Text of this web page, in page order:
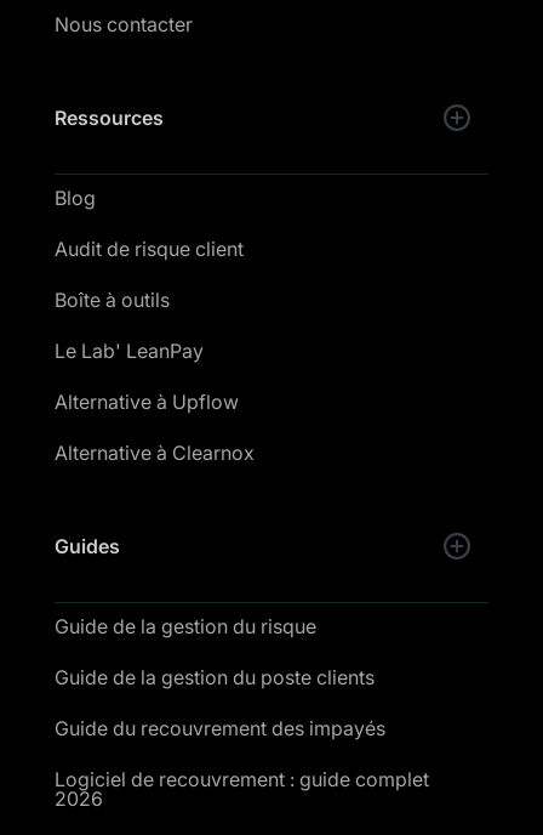
Nous contacter
Ressources
Blog
Audit de risque client
Boîte à outils
Le Lab' LeanPay
Alternative à Upflow
Alternative à Clearnox
Guides
Guide de la gestion du risque
Guide de la gestion du poste clients
Guide du recouvrement des impayés
Logiciel de recouvrement : guide complet
2026